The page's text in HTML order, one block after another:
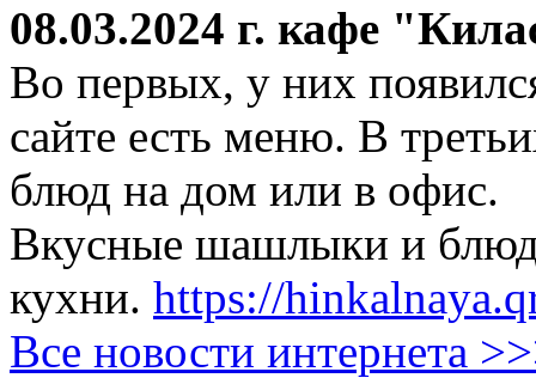
08.03.2024 г. кафе
Во первых, у них
сайте есть меню. В
блюд на дом или в офис.
Вкусные шашлыки и
кухни. https://
Все новости интернета